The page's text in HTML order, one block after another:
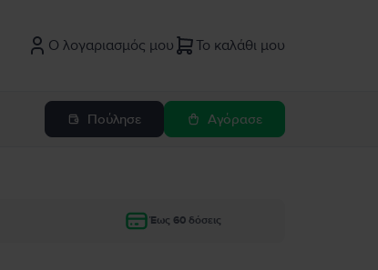
Ο λογαριασμός μου Το καλάθι μου
Πούλησε Αγόρασε
Έως 60 δόσεις